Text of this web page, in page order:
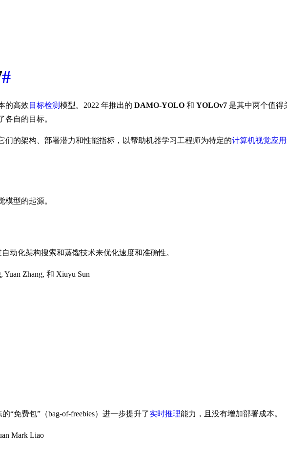
#
的高效 目标检测模型。2022 年推出的 DAMO-YOLO 和 YOLOv7 是其中两个值得
自的目标。
的架构、部署潜力和性能指标，以帮助机器学习工程师为特定的计算机视觉应用
型的起源。
动化架构搜索和蒸馏技术来优化速度和准确性。
Yuan Zhang, 和 Xiuyu Sun
“免费包”（bag-of-freebies）进一步提升了实时推理能力，且没有增加部署成本。
Mark Liao